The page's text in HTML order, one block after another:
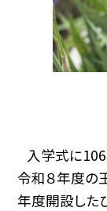
入学式に
令和８年度の
年度開設した